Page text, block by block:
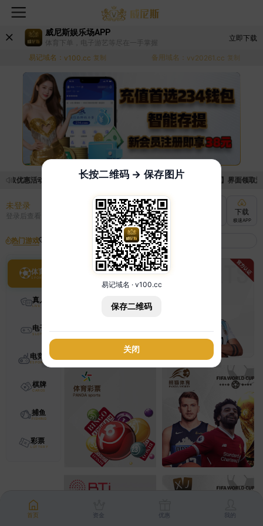
威尼斯娱乐场APP
体育下单，电子游艺等尽在一手掌握
立即下载
易记域名： v100.cc 复制 备用域名： vv20261.cc 复制
取优惠活动的手续麻烦，已新增优惠系统，现在可以前往【福利中心】界面领取
未登录
登录后查看 充值
快速到账
下载
极速APP
热门游戏
体育
真人
电子
电竞
棋牌
捕鱼
彩票
首页 资金 优惠 我的
长按二维码 → 保存图片
易记域名 · v100.cc
保存二维码
关闭